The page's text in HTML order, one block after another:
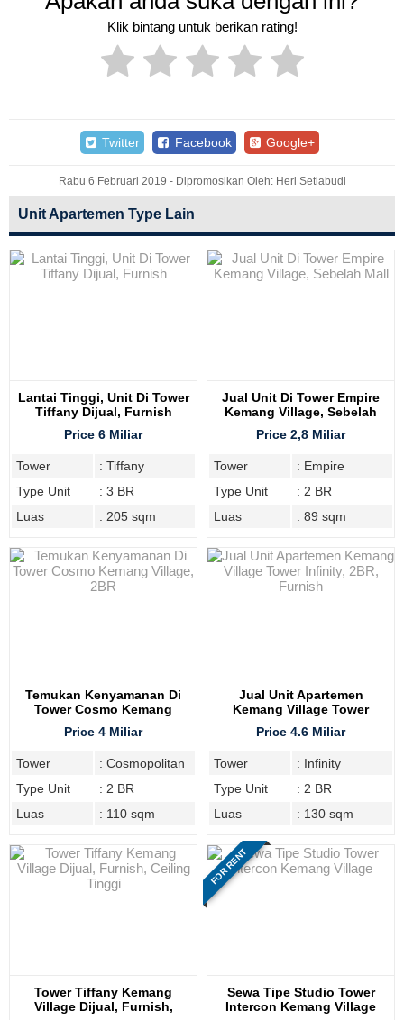
Klik bintang untuk berikan rating!
Twitter Facebook Google+
Rabu 6 Februari 2019 - Dipromosikan Oleh: Heri Setiabudi
Unit Apartemen Type Lain
Lantai Tinggi, Unit Di Tower
Tiffany Dijual, Furnish
Price 6 Miliar
Tower
: Tiffany
Type Unit
: 3 BR
Luas
: 205 sqm
Jual Unit Di Tower Empire
Kemang Village, Sebelah
Price 2,8 Miliar
Tower
: Empire
Type Unit
: 2 BR
Luas
: 89 sqm
Temukan Kenyamanan Di
Tower Cosmo Kemang
Price 4 Miliar
Tower
: Cosmopolitan
Type Unit
: 2 BR
Luas
: 110 sqm
Jual Unit Apartemen
Kemang Village Tower
Price 4.6 Miliar
Tower
: Infinity
Type Unit
: 2 BR
Luas
: 130 sqm
Tower Tiffany Kemang
Village Dijual, Furnish,
FOR RENT
Sewa Tipe Studio Tower
Intercon Kemang Village